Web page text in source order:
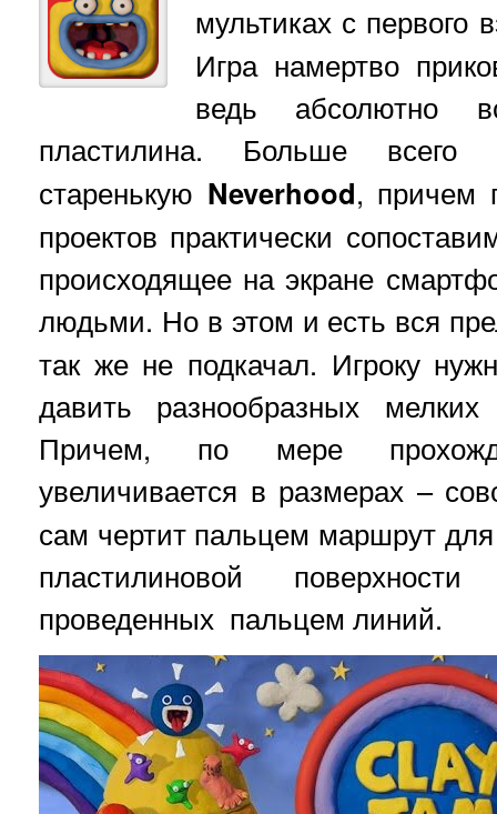
мультиках с первого
Игра намертво
ведь абсолютно
пластилина. Больше всего
старенькую Neverhood, причем
проектов практически
происходящее на экране
людьми. Но в этом и есть вся
так же не подкачал. Игроку
давить разнообразных
Причем, по мере
увеличивается в размерах –
сам чертит пальцем маршрут
пластилиновой
проведенных пальцем линий.